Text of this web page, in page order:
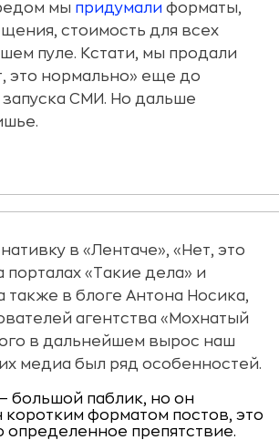
мы придумали форматы,
стоимость для всех
пуле. Кстати, мы продали
это нормально» еще до
СМИ. Но дальше
в «Лентаче», «Нет, это
порталах «Такие дела» и
также в блоге Антона Носика,
агентства «Мохнатый
в дальнейшем вырос наш
медиа был ряд особенностей.
большой паблик, но он
коротким форматом постов, это
определенное препятствие.